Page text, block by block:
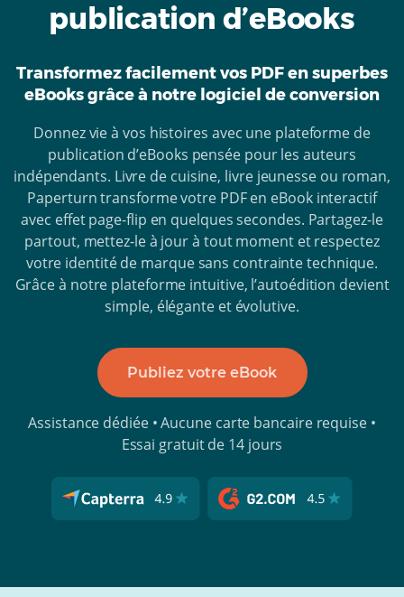
publication d’eBooks
Transformez facilement vos PDF en superbes
eBooks grâce à notre logiciel de conversion
Donnez vie à vos histoires avec une plateforme de
publication d’eBooks pensée pour les auteurs
indépendants. Livre de cuisine, livre jeunesse ou roman,
Paperturn transforme votre PDF en eBook interactif
avec effet page-flip en quelques secondes. Partagez-le
partout, mettez-le à jour à tout moment et respectez
votre identité de marque sans contrainte technique.
Grâce à notre plateforme intuitive, l’autoédition devient
simple, élégante et évolutive.
Publiez votre eBook
Assistance dédiée • Aucune carte bancaire requise •
Essai gratuit de 14 jours